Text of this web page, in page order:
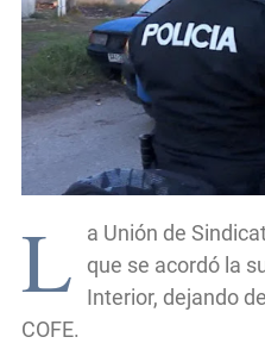
L
a Unión de
que se acordó la
Interior, dejando
COFE.